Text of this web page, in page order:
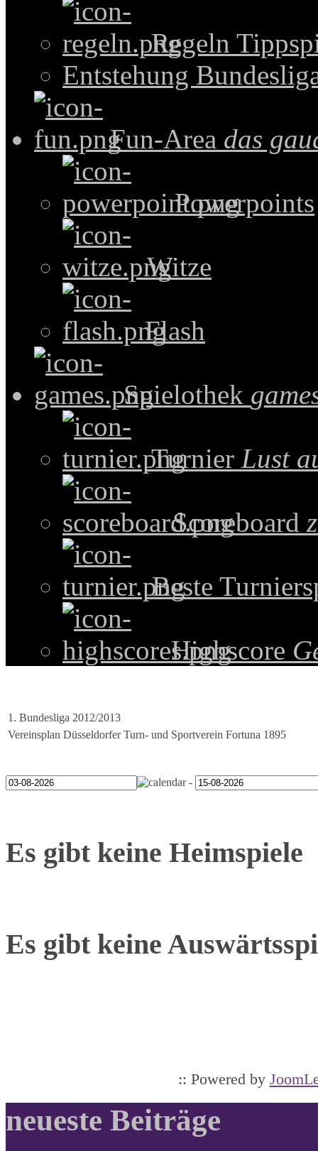
Regeln
Entstehung
Fun-Area das
Powerpoints
Witze
Flash
Spielothek
Turnier Lust
Scoreboard
Beste
Highscore
1. Bundesliga 2012/2013
Vereinsplan Düsseldorfer Turn- und Sportverein Fortuna 1895
-
Es gibt keine Heimspiele
Es gibt keine
:: Powered by
neueste Beiträge